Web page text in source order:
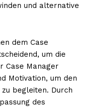
und alternative
dem Case
um die
Case Manager
Motivation, um den
begleiten. Durch
des